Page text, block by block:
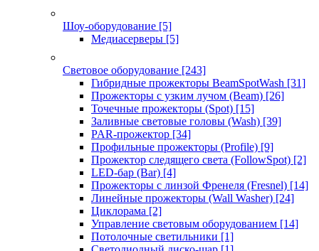
Шоу-оборудование [5]
Медиасерверы [5]
Световое оборудование [243]
Гибридные прожекторы BeamSpotWash [31]
Прожекторы с узким лучом (Beam) [26]
Точечные прожекторы (Spot) [15]
Заливные световые головы (Wash) [39]
PAR-прожектор [34]
Профильные прожекторы (Profile) [9]
Прожектор следящего света (FollowSpot) [2]
LED-бар (Bar) [4]
Прожекторы с линзой Френеля (Fresnel) [14]
Линейные прожекторы (Wall Washer) [24]
Циклорама [2]
Управление световым оборудованием [14]
Потолочные светильники [1]